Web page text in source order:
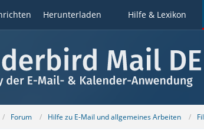
Herunterladen Hilfe & Lexikon
Forum Hilfe zu E-Mail und allgemeines Arbeiten